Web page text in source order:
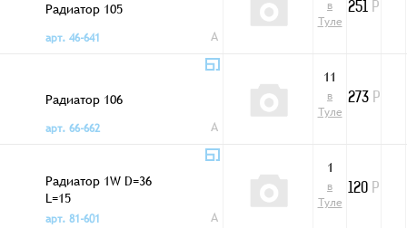
Радиатор 105
арт. 46-641
A
в
Туле
251 Р
Радиатор 106
арт. 66-662
A
11
в
Туле
273 Р
Радиатор 1W D=36
L=15
арт. 81-601
A
1
в
Туле
120 Р